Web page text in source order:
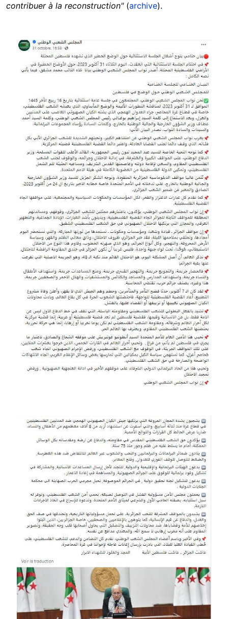
contribuer à la reconstruction"(archive).
Image
Image